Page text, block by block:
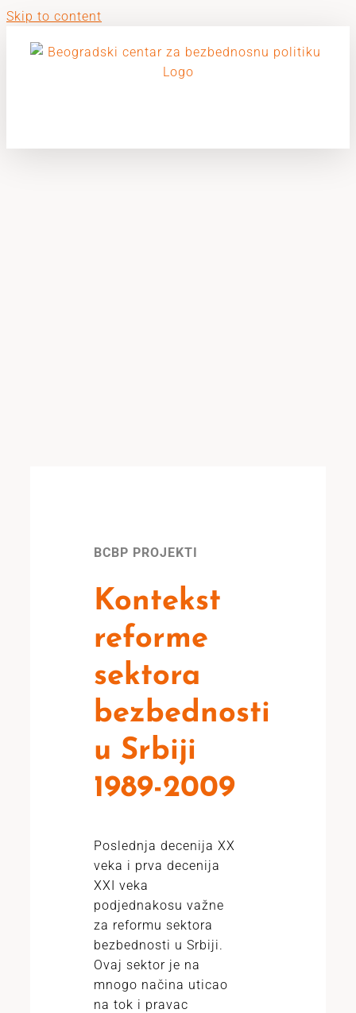
Skip to content
BCBP PROJEKTI
Kontekst
reforme
sektora
bezbednosti
u Srbiji
1989-2009
Poslednja decenija XX
veka i prva decenija
XXI veka
podjednakosu važne
za reformu sektora
bezbednosti u Srbiji.
Ovaj sektor je na
mnogo načina uticao
na tok i pravac